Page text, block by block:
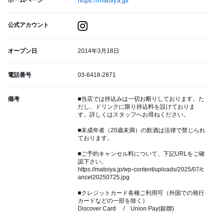
公式アカウント
オープン日 2014年3月18日
電話番号 03-6418-2871
備考
■当店では持込みは一切お断りしております。た
だし、ドリンクに限り持込料を設けておりま
す。詳しくはスタッフへお尋ねください。
■未成年者（20歳未満）の飲酒は法律で禁じられ
ております。
■ご予約キャンセル料について、下記URLをご確
認下さい。
https://matoiya.jp/wp-content/uploads/2025/07/c
ancel20250725.jpg
■クレジットカード各種ご利用可（外国での発行
カードなどの一部を除く）
Discover Card / Union Pay(銀聯)